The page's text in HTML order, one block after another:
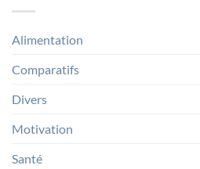
pour
franchir
Alimentation
Comparatifs
Divers
Motivation
Santé